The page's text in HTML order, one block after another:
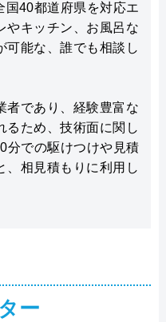
国40都道府県を対応エ
やキッチン、お風呂な
可能な、誰でも相談し
者であり、経験豊富な
るため、技術面に関し
分での駆けつけや見積
、相見積もりに利用し
ー